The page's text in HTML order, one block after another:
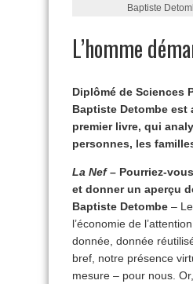
Baptiste
L’homme
Diplômé de Sciences
Baptiste Detombe
premier livre, qui
personnes, les
La Nef– Pourriez-
et donner un aperçu
Baptiste Detombe –
l’économie de
donnée, donnée
bref, notre présence
mesure – pour nous.